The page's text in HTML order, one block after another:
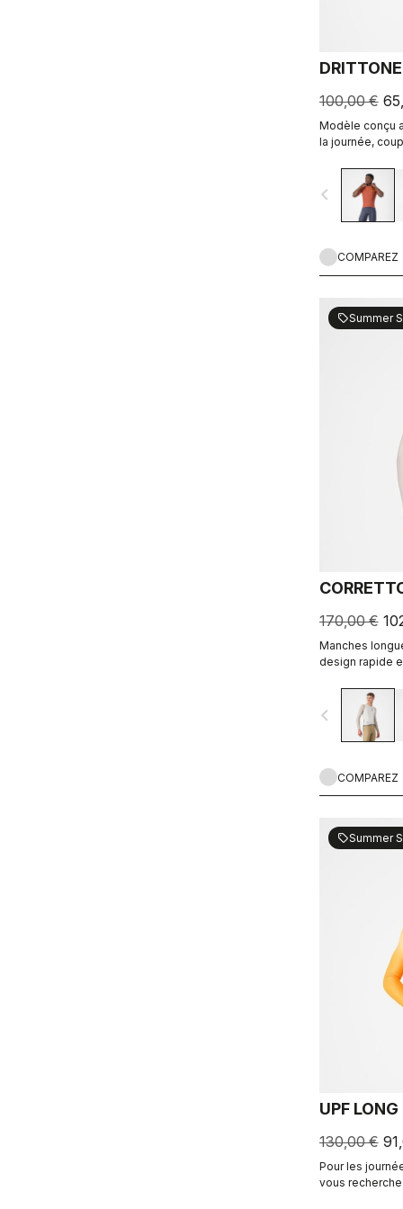
100,00 €
Modèle conçu
la journée,
navigate_before
COMPAREZ
sellSummer
170,00 €
Manches
design rapide
navigate_before
COMPAREZ
sellSummer
UPF
130,00 €
Pour les
vous